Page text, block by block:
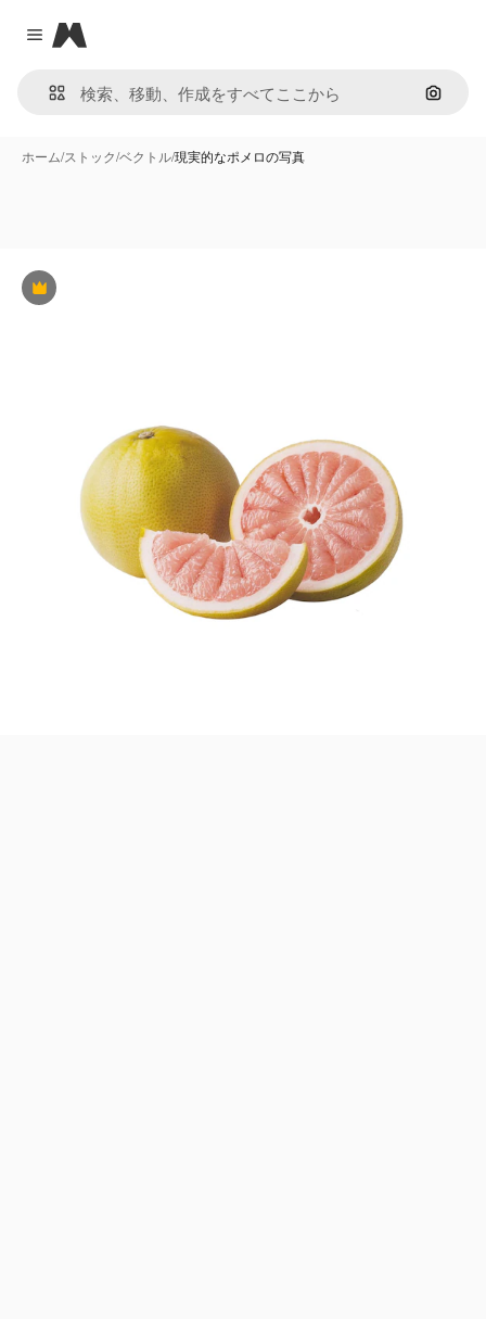
Close menu
Magnific
画像で
ホーム/ストック/ベクトル/現実的なポメロの写真
Premium